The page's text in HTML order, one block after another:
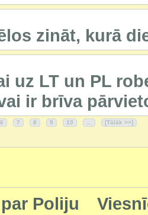
zināt, kurā
uz LT un PL
ir brīva
6 7 8 9 10 [Tālāk >>]
Poliju